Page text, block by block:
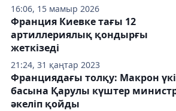
16:06, 15 мамыр 2026
21:24, 31 қаңтар 2023
Франция Киевке тағы 12
артиллериялық қондырғы
жеткізеді
Франциядағы толқу: Макрон
басына Қарулы күштер
әкеліп қойды